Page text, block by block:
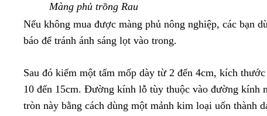
Màng phủ trồng Rau
Nếu không mua được màng phủ nông nghiệp, các bạn
báo để tránh ánh sáng lọt vào trong.
Sau đó kiếm một tấm mốp dày từ 2 đến 4cm, kích
10 đến 15cm. Đường kính lỗ tùy thuộc vào đường kính
tròn này bằng cách dùng một mảnh kim loại uốn